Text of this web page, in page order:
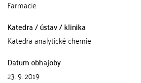
Farmacie
Katedra / ústav / klinika
Katedra analytické chemie
Datum obhajoby
23. 9. 2019